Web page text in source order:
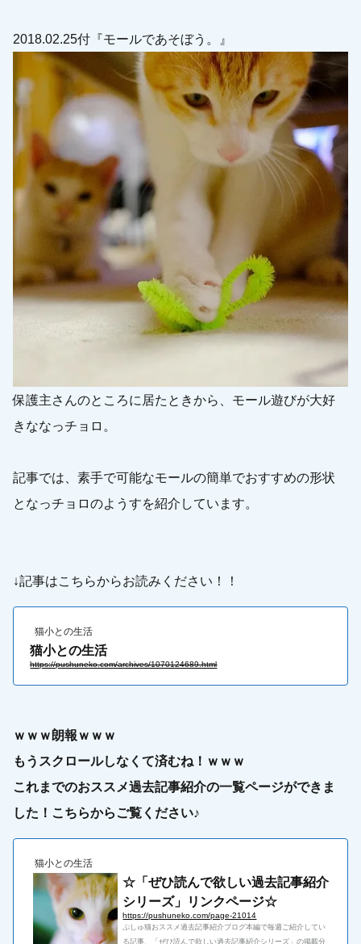
2018.02.25付『モールであそぼう。』
保護主さんのところに居たときから、モール遊びが大好
きななっチョロ。
記事では、素手で可能なモールの簡単でおすすめの形状
となっチョロのようすを紹介しています。
↓記事はこちらからお読みください！！
猫小との生活
猫小との生活
https://pushuneko.com/archives/1070124689.html
ｗｗｗ朗報ｗｗｗ
もうスクロールしなくて済むね！ｗｗｗ
これまでのおススメ過去記事紹介の一覧ページができま
した！ こちらからご覧ください♪
猫小との生活
☆「ぜひ読んで欲しい過去記事紹介
シリーズ」リンクページ☆
https://pushuneko.com/page-21014
ぷしゅ猫おススメ過去記事紹介ブログ本編で毎週ご紹介してい
る記事、「ぜひ読んで欲しい過去記事紹介シリーズ」の掲載分